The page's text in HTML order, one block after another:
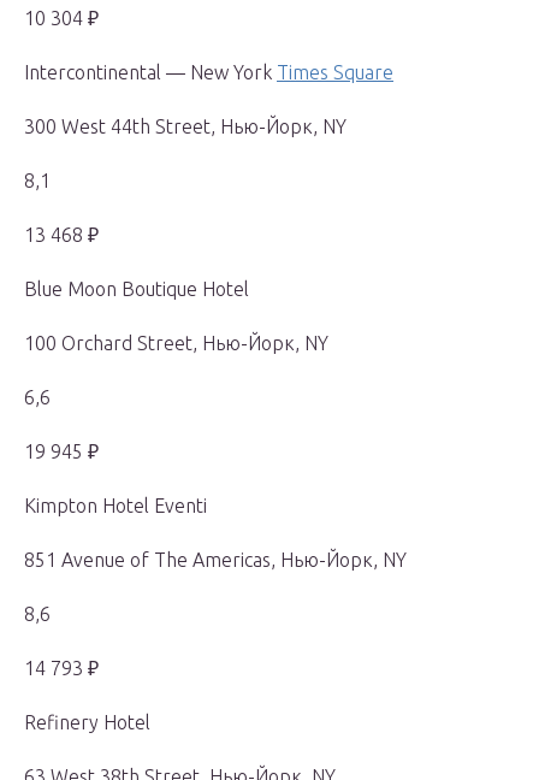
10 304 ₽
Intercontinental — New York Times Square
300 West 44th Street, Нью-Йорк, NY
8,1
13 468 ₽
Blue Moon Boutique Hotel
100 Orchard Street, Нью-Йорк, NY
6,6
19 945 ₽
Kimpton Hotel Eventi
851 Avenue of The Americas, Нью-Йорк, NY
8,6
14 793 ₽
Refinery Hotel